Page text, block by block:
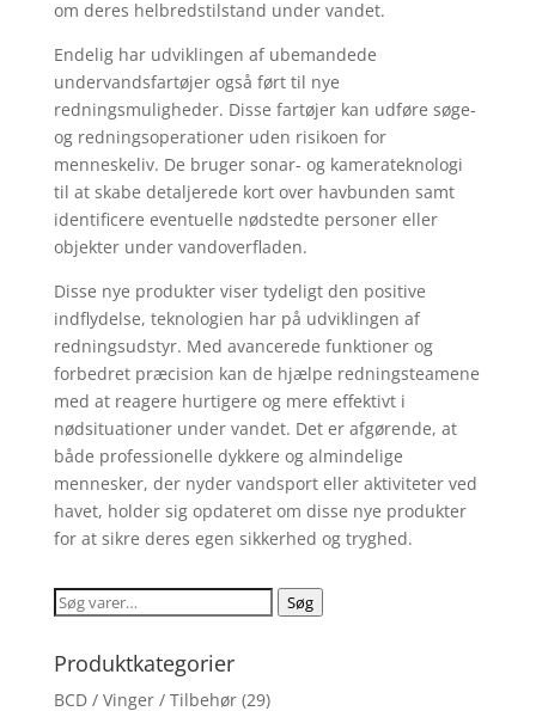
om deres helbredstilstand under vandet.
Endelig har udviklingen af ​​ubemandede
undervandsfartøjer også ført til nye
redningsmuligheder. Disse fartøjer kan udføre søge-
og redningsoperationer uden risikoen for
menneskeliv. De bruger sonar- og kamerateknologi
til at skabe detaljerede kort over havbunden samt
identificere eventuelle nødstedte personer eller
objekter under vandoverfladen.
Disse nye produkter viser tydeligt den positive
indflydelse, teknologien har på udviklingen af ​​
redningsudstyr. Med avancerede funktioner og
forbedret præcision kan de hjælpe redningsteamene
med at reagere hurtigere og mere effektivt i
nødsituationer under vandet. Det er afgørende, at
både professionelle dykkere og almindelige
mennesker, der nyder vandsport eller aktiviteter ved
havet, holder sig opdateret om disse nye produkter
for at sikre deres egen sikkerhed og tryghed.
Søg
Søg
Produktkategorier
BCD / Vinger / Tilbehør (29)